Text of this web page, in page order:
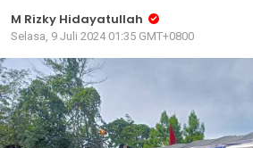
M Rizky Hidayatullah
Selasa, 9 Juli 2024 01:35 GMT+0800